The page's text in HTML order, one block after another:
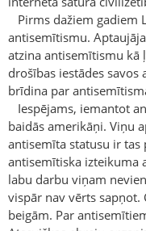
Pirms dažiem gadiem
antisemītismu.
atzina antisemītismu kā
drošības iestādes
brīdina par
Iespējams, iemantot
baidās amerikāņi. Viņu
antisemīta statusu ir tas
antisemītiska izteikuma
labu darbu viņam
vispār nav vērts sapņot.
beigām. Par